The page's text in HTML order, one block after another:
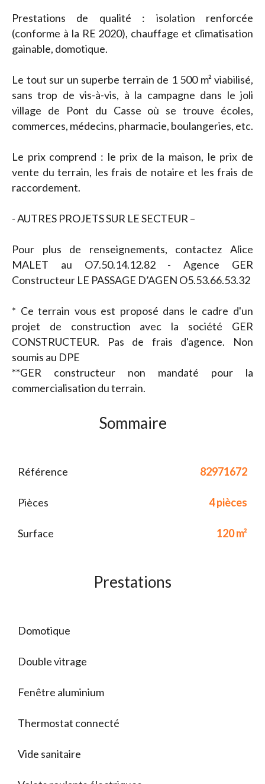
Prestations de qualité : isolation renforcée
(conforme à la RE 2020), chauffage et climatisation
gainable, domotique.
Le tout sur un superbe terrain de 1 500 m² viabilisé,
sans trop de vis-à-vis, à la campagne dans le joli
village de Pont du Casse où se trouve écoles,
commerces, médecins, pharmacie, boulangeries, etc.
Le prix comprend : le prix de la maison, le prix de
vente du terrain, les frais de notaire et les frais de
raccordement.
- AUTRES PROJETS SUR LE SECTEUR –
Pour plus de renseignements, contactez Alice
MALET au O7.50.14.12.82 - Agence GER
Constructeur LE PASSAGE D’AGEN O5.53.66.53.32
* Ce terrain vous est proposé dans le cadre d'un
projet de construction avec la société GER
CONSTRUCTEUR. Pas de frais d'agence. Non
soumis au DPE
**GER constructeur non mandaté pour la
commercialisation du terrain.
Sommaire
Référence 82971672
Pièces 4 pièces
Surface 120 m²
Prestations
Domotique
Double vitrage
Fenêtre aluminium
Thermostat connecté
Vide sanitaire